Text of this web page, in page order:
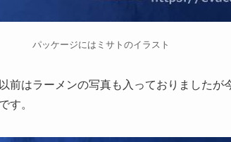
パッケージにはミサトのイラスト
前はラーメンの写真も入っておりましたが
す。